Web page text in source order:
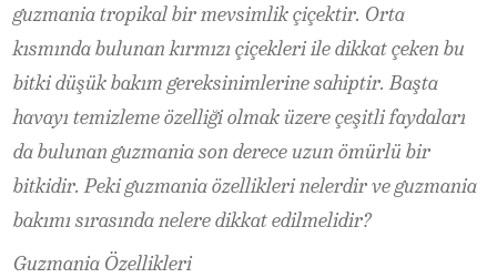
guzmania tropikal bir mevsimlik çiçektir. Orta
kısmında bulunan kırmızı çiçekleri ile dikkat çeken bu
bitki düşük bakım gereksinimlerine sahiptir. Başta
havayı temizleme özelliği olmak üzere çeşitli faydaları
da bulunan guzmania son derece uzun ömürlü bir
bitkidir. Peki guzmania özellikleri nelerdir ve guzmania
bakımı sırasında nelere dikkat edilmelidir?
Guzmania Özellikleri